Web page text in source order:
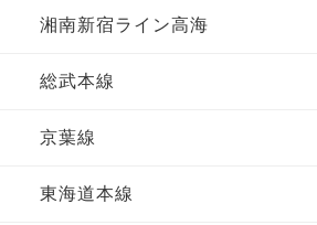
湘南新宿ライン高海
総武本線
京葉線
東海道本線